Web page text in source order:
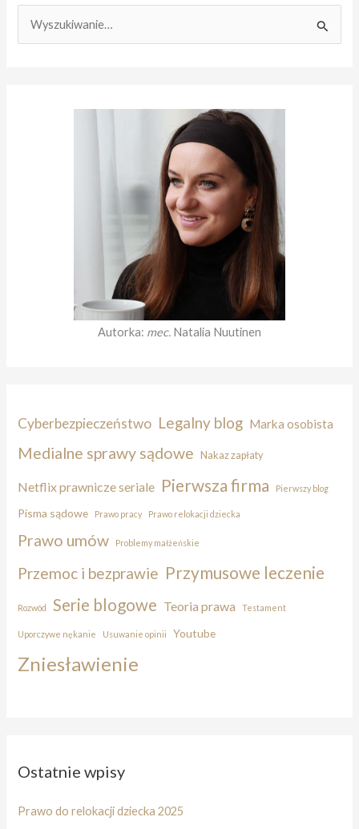
Autorka: mec. Natalia Nuutinen
Cyberbezpieczeństwo Legalny blog Marka osobista
Medialne sprawy sądowe Nakaz zapłaty
Netflix prawnicze seriale Pierwsza firma Pierwszy blog
Pisma sądowe Prawo pracy Prawo relokacji dziecka
Prawo umów Problemy małżeńskie
Przemoc i bezprawie Przymusowe leczenie
Rozwód Serie blogowe Teoria prawa Testament
Uporczywe nękanie Usuwanie opinii Youtube
Zniesławienie
Ostatnie wpisy
Prawo do relokacji dziecka 2025